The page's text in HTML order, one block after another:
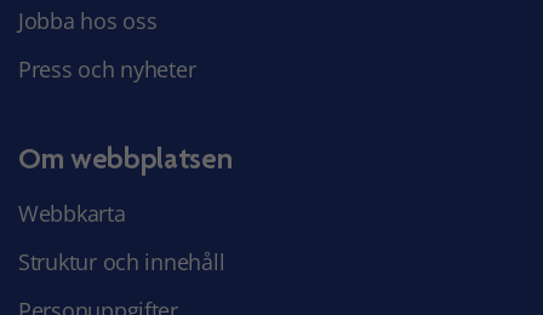
Jobba hos oss
Press och nyheter
Om webbplatsen
Webbkarta
Struktur och innehåll